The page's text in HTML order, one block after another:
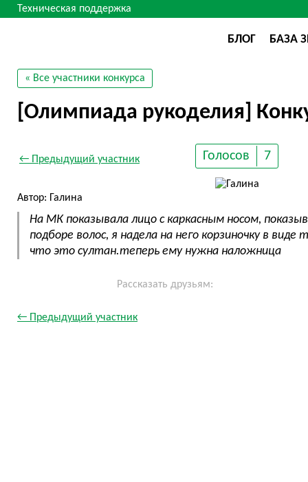
Техническая поддержка
БЛОГ БАЗА
« Все участники конкурса
[Олимпиада рукоделия]
← Предыдущий участник Голосов 7
Автор: Галина
На МК показывала лицо с каркасным носом,
подборе волос, я надела на него корзиночку в виде
что это султан.теперь ему нужна наложница
Рассказать друзьям:
← Предыдущий участник